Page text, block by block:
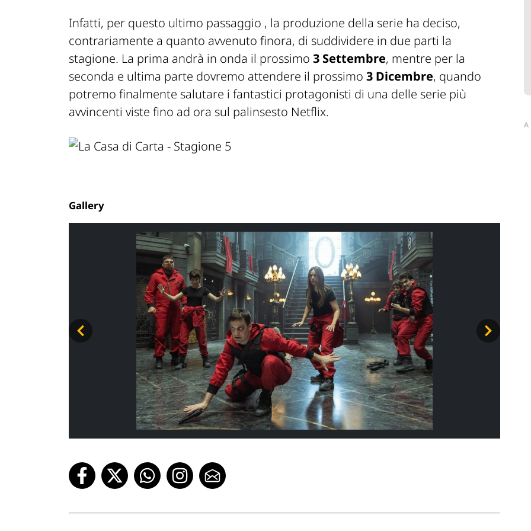
Infatti, per questo ultimo passaggio , la produzione della serie ha deciso,
contrariamente a quanto avvenuto finora, di suddividere in due parti la
stagione. La prima andrà in onda il prossimo 3 Settembre, mentre per la
seconda e ultima parte dovremo attendere il prossimo 3 Dicembre, quando
potremo finalmente salutare i fantastici protagonisti di una delle serie più
avvincenti viste fino ad ora sul palinsesto Netflix.
Gallery